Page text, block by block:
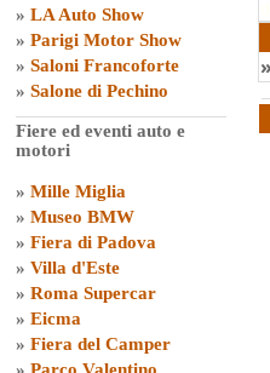
» LA Auto Show
» Parigi Motor Show
» Saloni Francoforte
» Salone di Pechino
Fiere ed eventi auto e
motori
» Mille Miglia
» Museo BMW
» Fiera di Padova
» Villa d'Este
» Roma Supercar
» Eicma
» Fiera del Camper
»